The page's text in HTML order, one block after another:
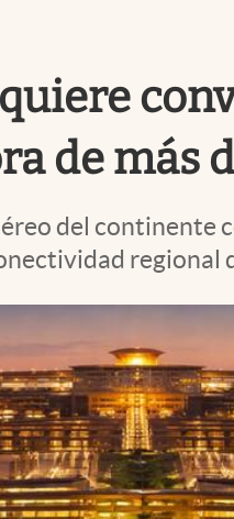
de más
del
regional